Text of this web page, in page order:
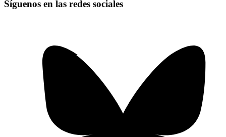
Síguenos en las redes sociales